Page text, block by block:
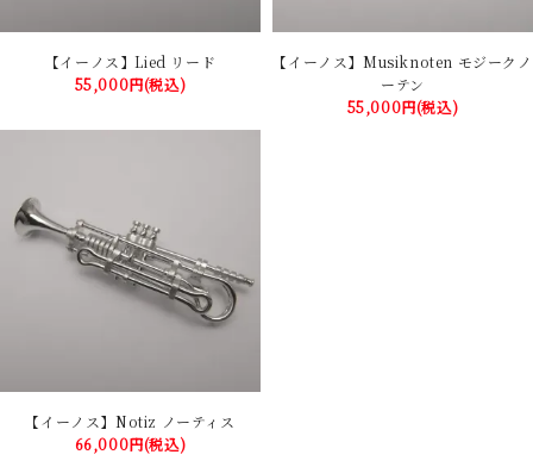
【イーノス】Lied リード
55,000円(税込)
【イーノス】Musiknoten モジークノ
ーテン
55,000円(税込)
【イーノス】Notiz ノーティス
66,000円(税込)